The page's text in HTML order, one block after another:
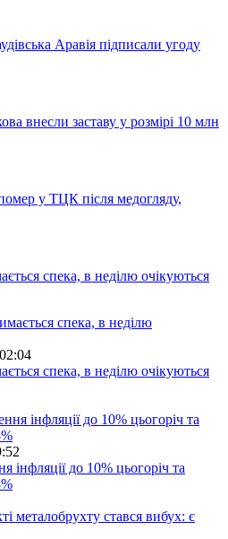
Аравія підписали угоду
внесли заставу у розмірі 10 млн
у ТЦК після медогляду,
спека, в неділю очікуються
спека, в неділю очікуються
інфляції до 10% цьогоріч та